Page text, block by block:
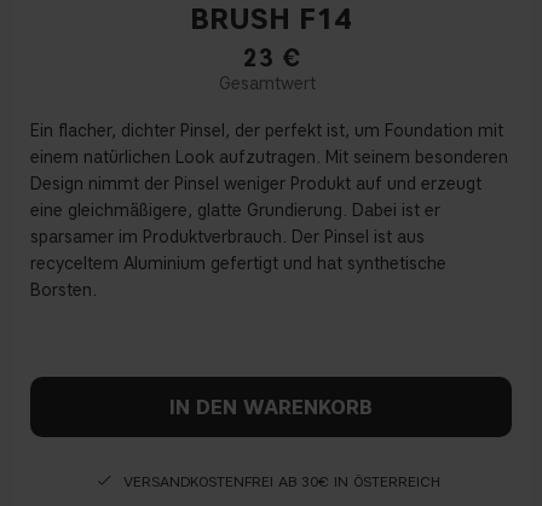
BRUSH F14
23 €
Ein flacher, dichter Pinsel, der perfekt ist, um Foundation mit
einem natürlichen Look aufzutragen. Mit seinem besonderen
Design nimmt der Pinsel weniger Produkt auf und erzeugt
eine gleichmäßigere, glatte Grundierung. Dabei ist er
sparsamer im Produktverbrauch. Der Pinsel ist aus
recyceltem Aluminium gefertigt und hat synthetische
Borsten.
IN DEN WARENKORB
VERSANDKOSTENFREI AB 30€ IN ÖSTERREICH